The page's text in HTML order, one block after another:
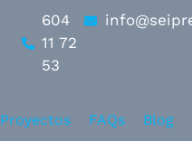
604
11 72
53
Proyectos FAQs
Blog